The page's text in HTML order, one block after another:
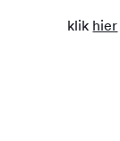
klik hier